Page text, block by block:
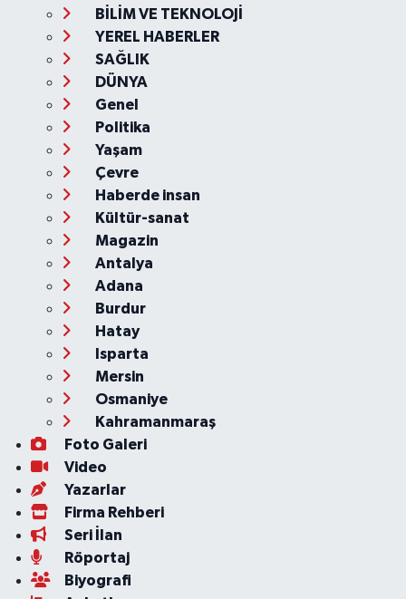
BİLİM VE TEKNOLOJİ
YEREL HABERLER
SAĞLIK
DÜNYA
Genel
Politika
Yaşam
Çevre
Haberde insan
Kültür-sanat
Magazin
Antalya
Adana
Burdur
Hatay
Isparta
Mersin
Osmaniye
Kahramanmaraş
Foto Galeri
Video
Yazarlar
Firma Rehberi
Seri İlan
Röportaj
Biyografi